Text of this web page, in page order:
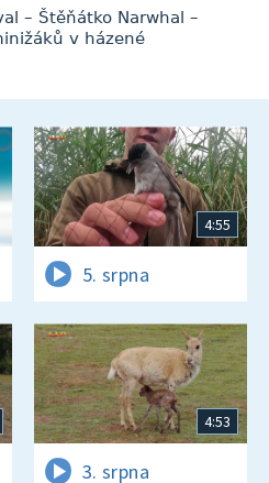
– Štěňátko Narwhal –
v házené
4:55
5. srpna
4:53
3. srpna